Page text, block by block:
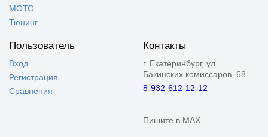
МОТО
Тюнинг
Пользователь
Вход
Регистрация
Сравнения
Контакты
г. Екатеринбург, ул.
Бакинских комиссаров, 68
8-932-612-12-12
Пишите в MAX